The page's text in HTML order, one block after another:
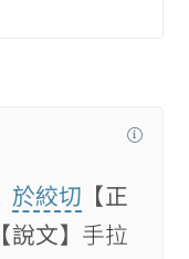
於絞切 【正
【說文】 手拉